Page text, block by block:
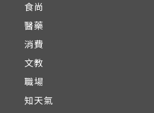
食尚
醫藥
消費
文教
職場
知天氣